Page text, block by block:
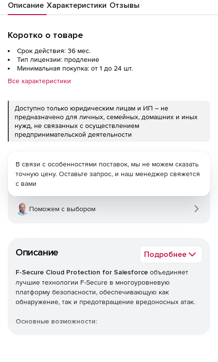
Описание Характеристики Отзывы
Коротко о товаре
Срок действия: 36 мес.
Тип лицензии: продление
Минимальная покупка: от 1 до 24 шт.
Все характеристики
Доступно только юридическим лицам и ИП – не
предназначено для личных, семейных, домашних и иных
нужд, не связанных с осуществлением
предпринимательской деятельности
Описание Подробнее
F-Secure Cloud Protection for Salesforce объединяет
лучшие технологии F-Secure в многоуровневую
платформу безопасности, обеспечивающую как
обнаружение, так и предотвращение вредоносных атак.
Основные возможности:
В связи с особенностями поставок, мы не можем сказать
точную цену. Оставьте запрос, и наш менеджер свяжется
с вами
Поможем с выбором